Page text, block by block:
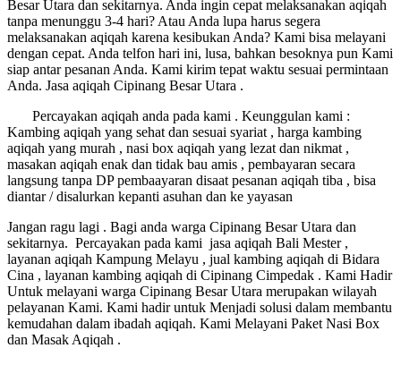
Besar Utara dan sekitarnya. Anda ingin cepat melaksanakan aqiqah
tanpa menunggu 3-4 hari? Atau Anda lupa harus segera
melaksanakan aqiqah karena kesibukan Anda? Kami bisa melayani
dengan cepat. Anda telfon hari ini, lusa, bahkan besoknya pun Kami
siap antar pesanan Anda. Kami kirim tepat waktu sesuai permintaan
Anda. Jasa aqiqah Cipinang Besar Utara .
Percayakan aqiqah anda pada kami . Keunggulan kami :
Kambing aqiqah yang sehat dan sesuai syariat , harga kambing
aqiqah yang murah , nasi box aqiqah yang lezat dan nikmat ,
masakan aqiqah enak dan tidak bau amis , pembayaran secara
langsung tanpa DP pembaayaran disaat pesanan aqiqah tiba , bisa
diantar / disalurkan kepanti asuhan dan ke yayasan
Jangan ragu lagi . Bagi anda warga Cipinang Besar Utara dan
sekitarnya. Percayakan pada kami jasa aqiqah Bali Mester ,
layanan aqiqah Kampung Melayu , jual kambing aqiqah di Bidara
Cina , layanan kambing aqiqah di Cipinang Cimpedak . Kami Hadir
Untuk melayani warga Cipinang Besar Utara merupakan wilayah
pelayanan Kami. Kami hadir untuk Menjadi solusi dalam membantu
kemudahan dalam ibadah aqiqah. Kami Melayani Paket Nasi Box
dan Masak Aqiqah .